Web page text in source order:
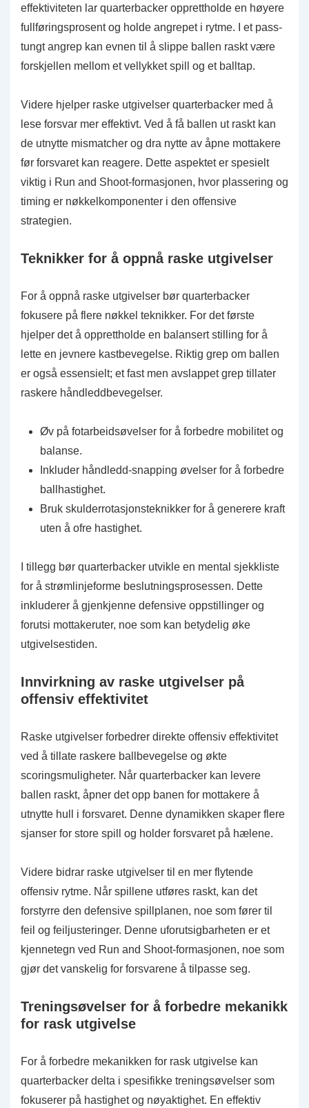
effektiviteten lar quarterbacker opprettholde en høyere
fullføringsprosent og holde angrepet i rytme. I et pass-
tungt angrep kan evnen til å slippe ballen raskt være
forskjellen mellom et vellykket spill og et balltap.
Videre hjelper raske utgivelser quarterbacker med å
lese forsvar mer effektivt. Ved å få ballen ut raskt kan
de utnytte mismatcher og dra nytte av åpne mottakere
før forsvaret kan reagere. Dette aspektet er spesielt
viktig i Run and Shoot-formasjonen, hvor plassering og
timing er nøkkelkomponenter i den offensive
strategien.
Teknikker for å oppnå raske utgivelser
For å oppnå raske utgivelser bør quarterbacker
fokusere på flere nøkkel teknikker. For det første
hjelper det å opprettholde en balansert stilling for å
lette en jevnere kastbevegelse. Riktig grep om ballen
er også essensielt; et fast men avslappet grep tillater
raskere håndleddbevegelser.
Øv på fotarbeidsøvelser for å forbedre mobilitet og
balanse.
Inkluder håndledd-snapping øvelser for å forbedre
ballhastighet.
Bruk skulderrotasjonsteknikker for å generere kraft
uten å ofre hastighet.
I tillegg bør quarterbacker utvikle en mental sjekkliste
for å strømlinjeforme beslutningsprosessen. Dette
inkluderer å gjenkjenne defensive oppstillinger og
forutsi mottakeruter, noe som kan betydelig øke
utgivelsestiden.
Innvirkning av raske utgivelser på
offensiv effektivitet
Raske utgivelser forbedrer direkte offensiv effektivitet
ved å tillate raskere ballbevegelse og økte
scoringsmuligheter. Når quarterbacker kan levere
ballen raskt, åpner det opp banen for mottakere å
utnytte hull i forsvaret. Denne dynamikken skaper flere
sjanser for store spill og holder forsvaret på hælene.
Videre bidrar raske utgivelser til en mer flytende
offensiv rytme. Når spillene utføres raskt, kan det
forstyrre den defensive spillplanen, noe som fører til
feil og feiljusteringer. Denne uforutsigbarheten er et
kjennetegn ved Run and Shoot-formasjonen, noe som
gjør det vanskelig for forsvarene å tilpasse seg.
Treningsøvelser for å forbedre mekanikk
for rask utgivelse
For å forbedre mekanikken for rask utgivelse kan
quarterbacker delta i spesifikke treningsøvelser som
fokuserer på hastighet og nøyaktighet. En effektiv